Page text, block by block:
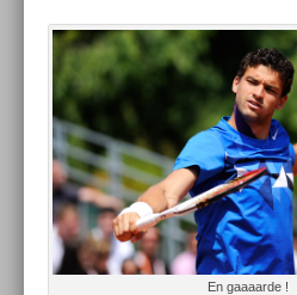
En gaaaar­de !